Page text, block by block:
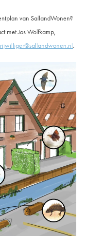
van SallandWonen?
met Jos Wolfkamp,
.